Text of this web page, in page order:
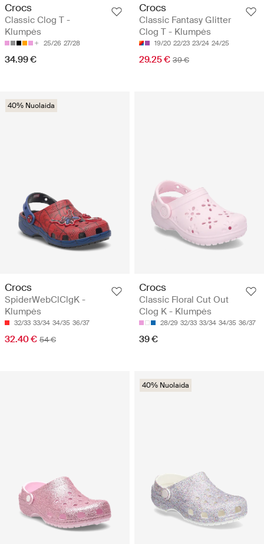
Crocs
Classic Clog T -
Klumpės
25/26 27/28
34.99 €
Crocs
Classic Fantasy Glitter
Clog T - Klumpės
19/20 22/23 23/24 24/25
29.25 € 39 €
40% Nuolaida
Crocs
SpiderWebClClgK -
Klumpės
32/33 33/34 34/35 36/37
32.40 € 54 €
Crocs
Classic Floral Cut Out
Clog K - Klumpės
28/29 32/33 33/34 34/35 36/37
39 €
40% Nuolaida